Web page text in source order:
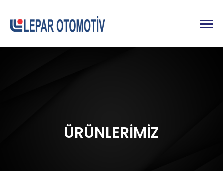
ÜRÜNLERİMİZ